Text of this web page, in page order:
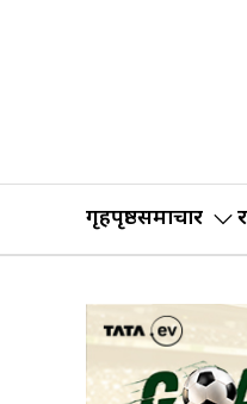
गृहपृष्ठसमाचार